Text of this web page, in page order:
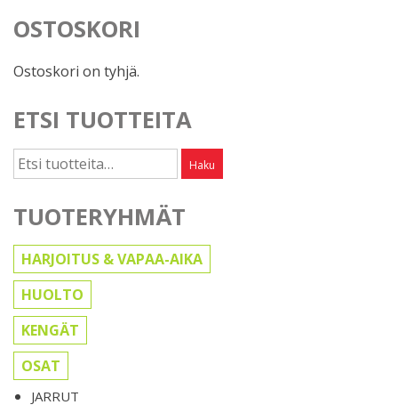
OSTOSKORI
Ostoskori on tyhjä.
ETSI TUOTTEITA
Etsi: Haku
TUOTERYHMÄT
HARJOITUS & VAPAA-AIKA
HUOLTO
KENGÄT
OSAT
JARRUT